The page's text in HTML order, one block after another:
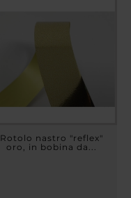
Rotolo nastro "reflex"
oro, in bobina da...